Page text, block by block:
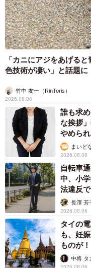
まいど
2026.08.06
1歳息子
のに」
応し必
出し…
山岡 も
子ども
「家庭
態と広
まいど
2026.08.06
「事故
ていま
能性」
平藤 清
2026.08.06
東京・
歴史あ
も分か
して」
中将 タ
2026.08.06
もしか